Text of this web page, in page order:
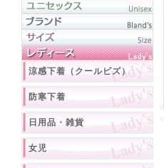
涼感下着（クールビズ）
防寒下着
日用品・雑貨
女児